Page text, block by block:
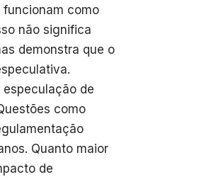
funcionam como
não significa
demonstra que o
de
como
Quanto maior
de